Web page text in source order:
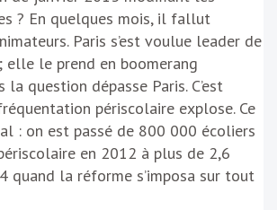
? En quelques mois, il fallut
Paris s’est voulue leader de
le prend en boomerang
la question dépasse Paris. C’est
périscolaire explose. Ce
: on est passé de 800 000 écoliers
en 2012 à plus de 2,6
quand la réforme s’imposa sur tout